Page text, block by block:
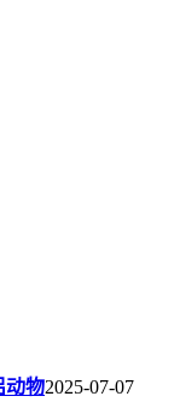
动物2025-07-07